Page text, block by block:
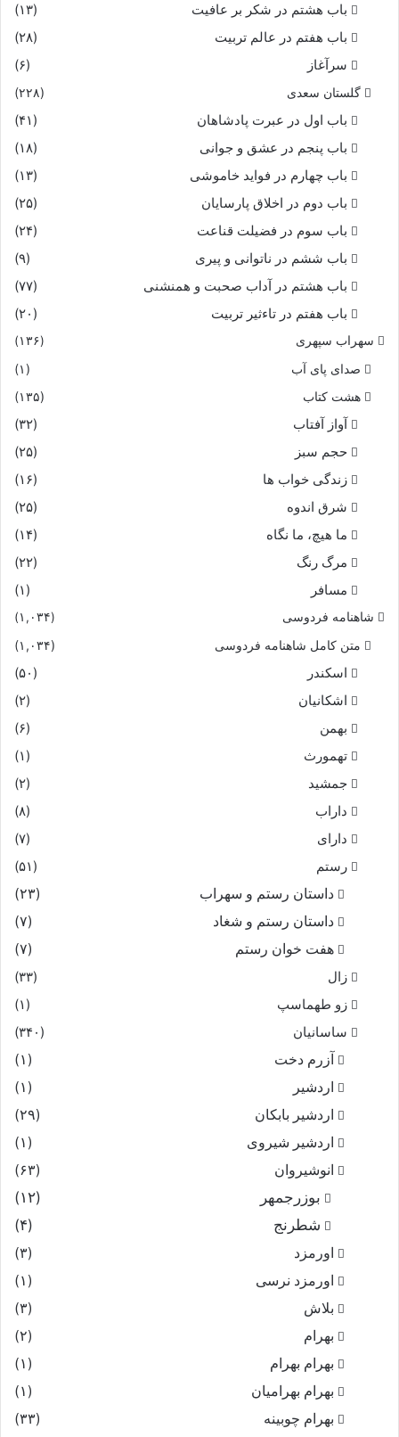
باب هشتم در شکر بر عافیت
(۱۳)
باب هفتم در عالم تربیت
(۲۸)
سرآغاز
(۶)
گلستان سعدی (۲۲۸)
باب اول در عبرت پادشاهان
(۴۱)
باب پنجم در عشق و جوانى
(۱۸)
باب چهارم در فواید خاموشى
(۱۳)
باب دوم در اخلاق پارسایان
(۲۵)
باب سوم در فضیلت قناعت
(۲۴)
باب ششم در ناتوانى و پیرى
(۹)
باب هشتم در آداب صحبت و همنشنى
(۷۷)
باب هفتم در تاءثیر تربیت
(۲۰)
سهراب سپهری (۱۳۶)
صدای پای آب
(۱)
هشت کتاب
(۱۳۵)
آواز آفتاب
(۳۲)
حجم سبز
(۲۵)
زندگی خواب ها
(۱۶)
شرق اندوه
(۲۵)
ما هیچ، ما نگاه
(۱۴)
مرگ رنگ
(۲۲)
مسافر
(۱)
شاهنامه فردوسی (۱,۰۳۴)
متن کامل شاهنامه فردوسی (۱,۰۳۴)
اسکندر
(۵۰)
اشکانیان
(۲)
بهمن
(۶)
تهمورث
(۱)
جمشید
(۲)
داراب
(۸)
دارای
(۷)
رستم
(۵۱)
داستان رستم و سهراب
(۲۳)
داستان رستم و شغاد
(۷)
هفت خوان رستم‏
(۷)
زال
(۳۳)
زو طهماسپ‏
(۱)
ساسانیان
(۳۴۰)
آزرم دخت
(۱)
اردشیر
(۱)
اردشیر بابکان
(۲۹)
اردشیر شیروی
(۱)
انوشیروان
(۶۳)
بوزرجمهر
(۱۲)
شطرنج
(۴)
اورمزد
(۳)
اورمزد نرسى‏
(۱)
بلاش
(۳)
بهرام
(۲)
بهرام بهرام
(۱)
بهرام بهرامیان‏
(۱)
بهرام چوبینه
(۳۳)